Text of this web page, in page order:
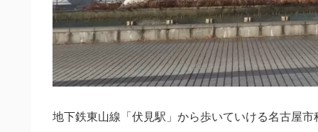
地下鉄東山線「伏見駅」から歩いていける名古屋市